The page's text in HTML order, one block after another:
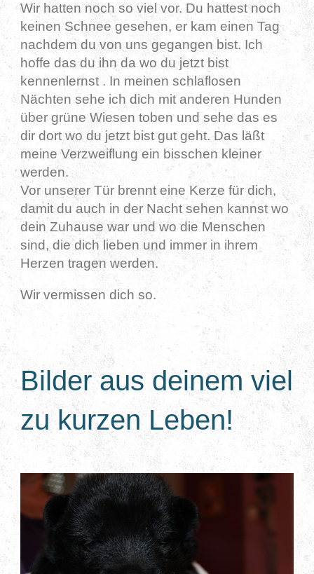
Wir hatten noch so viel vor. Du hattest noch
keinen Schnee gesehen, er kam einen Tag
nachdem du von uns gegangen bist. Ich
hoffe das du ihn da wo du jetzt bist
kennenlernst . In meinen schlaflosen
Nächten sehe ich dich mit anderen Hunden
über grüne Wiesen toben und sehe das es
dir dort wo du jetzt bist gut geht. Das läßt
meine Verzweiflung ein bisschen kleiner
werden.
Vor unserer Tür brennt eine Kerze für dich,
damit du auch in der Nacht sehen kannst wo
dein Zuhause war und wo die Menschen
sind, die dich lieben und immer in ihrem
Herzen tragen werden.
Wir vermissen dich so.
Bilder aus deinem viel
zu kurzen Leben!